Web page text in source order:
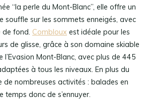
“la perle du Mont-Blanc”, elle offre un
souffle sur les sommets enneigés, avec
de fond. Combloux est idéale pour les
de glisse, grâce à son domaine skiable
Mont-Blanc, avec plus de 445
à tous les niveaux. En plus du
de nombreuses activités : balades en
temps donc de s’ennuyer.